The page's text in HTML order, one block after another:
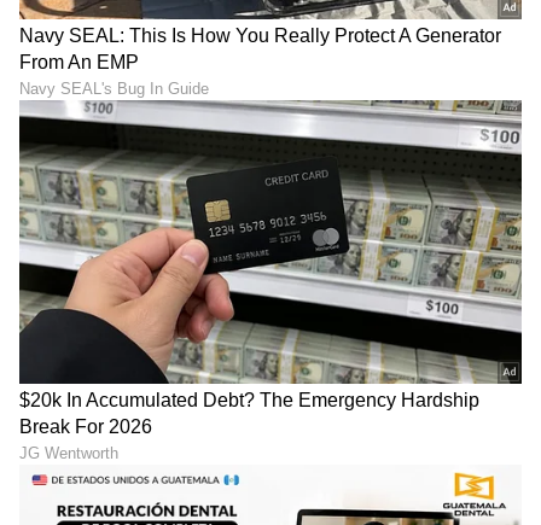
ಸೀನಿಗೆ ಸಂಬಂಧಿಸಿದ ಆಸಕ್ತಿದಾಯಕ ಸಂಗತಿಗಳು
ಒಂದು ಸೀನಿನ ಸಮಯದಲ್ಲಿ ಗಾಳಿಯ ವೇಗ ಗಂಟೆಗೆ
ಸುಮಾರು 150-160 ಕಿ.ಮೀ. ತಲುಪಬಹುದು. ಸೀನು
ಬಂದಾಗ, ಕಣ್ಣುಗಳು ಕೆಲವು ಸೆಕೆಂಡುಗಳ ಕಾಲ ತಾವಾಗಿಯೇ
ಮುಚ್ಚಿಕೊಳ್ಳುತ್ತವೆ. ಪ್ರಖರವಾದ ಬೆಳಕನ್ನು ನೋಡಿ ಸೀನು
ಬರುವ ಸ್ಥಿತಿಯನ್ನು ಫೋಟಿಕ್ ಸ್ನೀಜ್ ರಿಫ್ಲೆಕ್ಸ್ (Photic
Sneeze Reflex) ಎಂದು ಕರೆಯಲಾಗುತ್ತದೆ. ಇದು ಕೆಲವರಲ್ಲಿ
ಆನುವಂಶಿಕವಾಗಿರುತ್ತದೆ. ನಾಯಿ ಮತ್ತು ಬೆಕ್ಕುಗಳಂತಹ
ಅನೇಕ ಪ್ರಾಣಿಗಳು ಸಹ ಸೀನುತ್ತವೆ. ಸೀನಿನ ಮೂಲಕ
ಮೂಗಿನಲ್ಲಿ ಸಿಲುಕಿರುವ ಲಕ್ಷಾಂತರ ಸಣ್ಣ ಕಣಗಳು
ಹೊರಬರುತ್ತವೆ.